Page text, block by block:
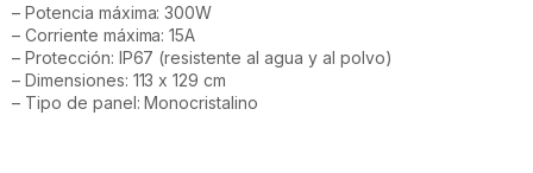
– Potencia máxima: 300W
– Corriente máxima: 15A
– Protección: IP67 (resistente al agua y al polvo)
– Dimensiones: 113 x 129 cm
– Tipo de panel: Monocristalino